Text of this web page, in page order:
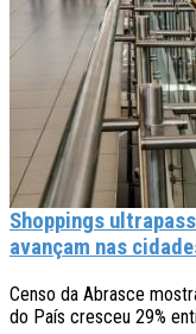
Shoppings
avançam nas
Censo da Abrasce
do País cresceu 29%